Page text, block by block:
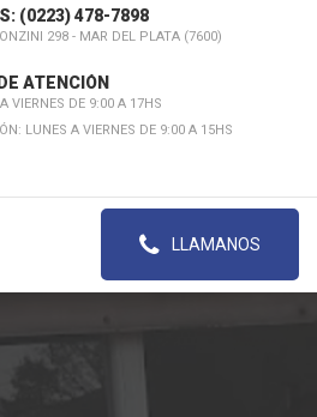
(0223) 478-7898
298 - MAR DEL PLATA (7600)
ATENCIÓN
VIERNES DE 9:00 A 17HS
LUNES A VIERNES DE 9:00 A 15HS
LLAMANOS